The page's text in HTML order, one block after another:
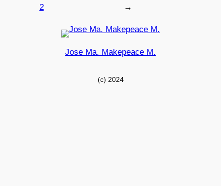
2
→
Jose Ma. Makepeace M.
(c) 2024